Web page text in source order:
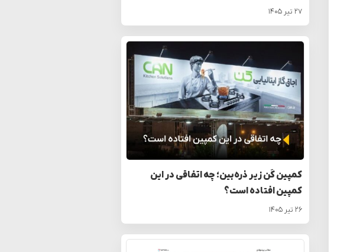
۲۷ تیر ۱۴۰۵
کمپین کَن زیر ذره‌بین؛ چه اتفاقی در این
کمپین افتاده است؟
۲۶ تیر ۱۴۰۵